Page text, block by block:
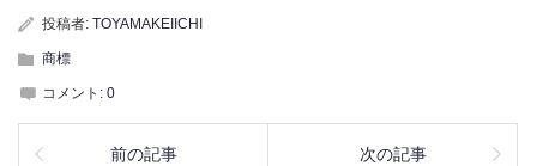
投稿者: TOYAMAKEIICHI
商標
コメント: 0
前の記事 次の記事